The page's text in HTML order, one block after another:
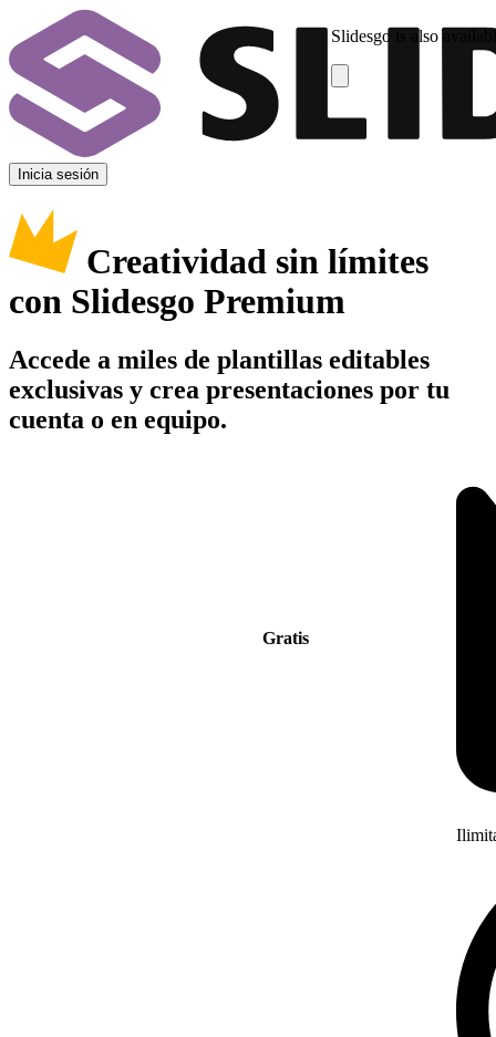
Slidesgo is also
Inicia sesión
Creatividad sin límites
con Slidesgo Premium
Accede a miles de plantillas editables
exclusivas y crea presentaciones por tu
cuenta o en equipo.
Gratis